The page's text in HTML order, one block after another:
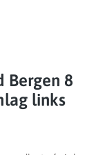
Bergen 8
links